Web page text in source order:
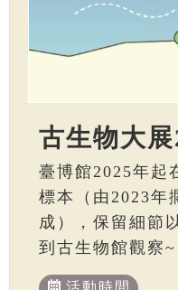
古生物大
臺博館2025年起
標本（由2023年
成），保留細節
到古生物館觀察~